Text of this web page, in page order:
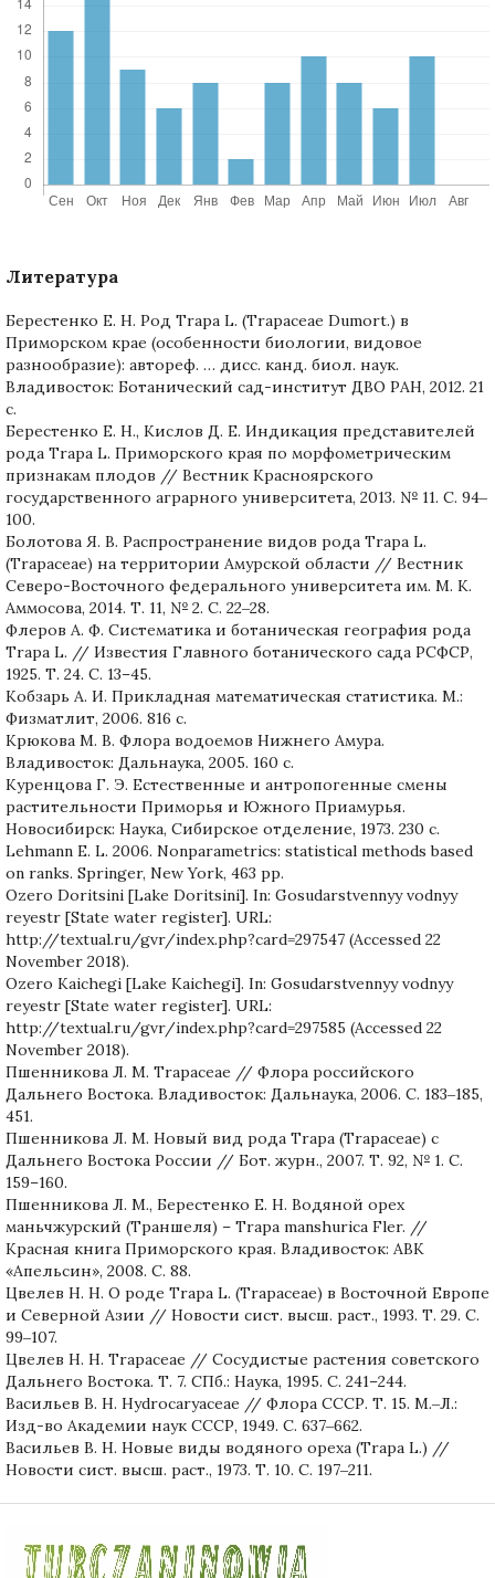
Литература
Берестенко Е. Н. Род Trapa L. (Trapaceae Dumort.) в
Приморском крае (особенности биологии, видовое
разнообразие): автореф. … дисс. канд. биол. наук.
Владивосток: Ботанический сад-институт ДВО РАН, 2012. 21
c.
Берестенко Е. Н., Кислов Д. Е. Индикация представителей
рода Trapa L. Приморского края по морфометрическим
признакам плодов // Вестник Красноярского
государственного аграрного университета, 2013. № 11. C. 94‒
100.
Болотова Я. В. Распространение видов рода Trapa L.
(Trapaceae) на территории Амурской области // Вестник
Северо-Восточного федерального университета им. М. К.
Аммосова, 2014. Т. 11, № 2. С. 22‒28.
Флеров А. Ф. Систематика и ботаническая география рода
Trapa L. // Известия Главного ботанического сада РСФСР,
1925. Т. 24. C. 13–45.
Кобзарь А. И. Прикладная математическая статистика. М.:
Физматлит, 2006. 816 с.
Крюкова М. В. Флора водоемов Нижнего Амура.
Владивосток: Дальнаука, 2005. 160 с.
Куренцова Г. Э. Естественные и антропогенные смены
растительности Приморья и Южного Приамурья.
Новосибирск: Наука, Сибирское отделение, 1973. 230 с.
Lehmann E. L. 2006. Nonparametrics: statistical methods based
on ranks. Springer, New York, 463 рp.
Ozero Doritsini [Lake Doritsini]. In: Gosudarstvennyy vodnyy
reyestr [State water register]. URL:
http://textual.ru/gvr/index.php?card=297547 (Accessed 22
November 2018).
Ozero Kaichegi [Lake Kaichegi]. In: Gosudarstvennyy vodnyy
reyestr [State water register]. URL:
http://textual.ru/gvr/index.php?card=297585 (Accessed 22
November 2018).
Пшенникова Л. М. Trapaceae // Флора российского
Дальнего Востока. Владивосток: Дальнаука, 2006. С. 183‒185,
451.
Пшенникова Л. М. Новый вид рода Trapa (Trapaceae) с
Дальнего Востока России // Бот. журн., 2007. Т. 92, № 1. С.
159–160.
Пшенникова Л. М., Берестенко Е. Н. Водяной орех
маньчжурский (Траншеля) – Trapa manshurica Fler. //
Красная книга Приморского края. Владивосток: АВК
«Апельсин», 2008. C. 88.
Цвелев Н. Н. О роде Trapa L. (Trapaceae) в Восточной Европе
и Северной Азии // Новости сист. высш. раст., 1993. Т. 29. С.
99‒107.
Цвелев Н. Н. Trapaceae // Сосудистые растения советского
Дальнего Востока. Т. 7. СПб.: Наука, 1995. С. 241–244.
Васильев В. Н. Hydrocaryaceae // Флора СССР. Т. 15. М.‒Л.:
Изд-во Академии наук СССР, 1949. C. 637‒662.
Васильев В. Н. Новые виды водяного ореха (Trapa L.) //
Новости сист. высш. раст., 1973. Т. 10. С. 197‒211.